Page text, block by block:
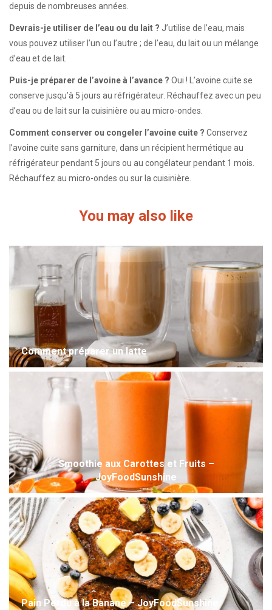
depuis de nombreuses années.
Devrais-je utiliser de l’eau ou du lait ? J’utilise de l’eau, mais
vous pouvez utiliser l’un ou l’autre ; de l’eau, du lait ou un mélange
d’eau et de lait.
Puis-je préparer de l’avoine à l’avance ? Oui ! L’avoine cuite se
conserve jusqu’à 5 jours au réfrigérateur. Réchauffez avec un peu
d’eau ou de lait sur la cuisinière ou au micro-ondes.
Comment conserver ou congeler l’avoine cuite ? Conservez
l’avoine cuite sans garniture, dans un récipient hermétique au
réfrigérateur pendant 5 jours ou au congélateur pendant 1 mois.
Réchauffez au micro-ondes ou sur la cuisinière.
You may also like
Comment préparer un latte
Smoothie aux Carottes et Fruits –
JoyFoodSunshine
Pain Perdu à la Banane – JoyFoodSunshine